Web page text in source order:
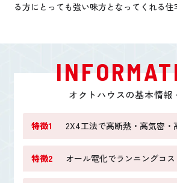
る方にとっても強い味方となってくれる住
オクトハウスの基本情報
特徴1 2X4工法で高断熱・高気密・
特徴2 オール電化でランニングコ